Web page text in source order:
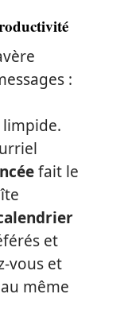
:
fait le
et
vous et
même